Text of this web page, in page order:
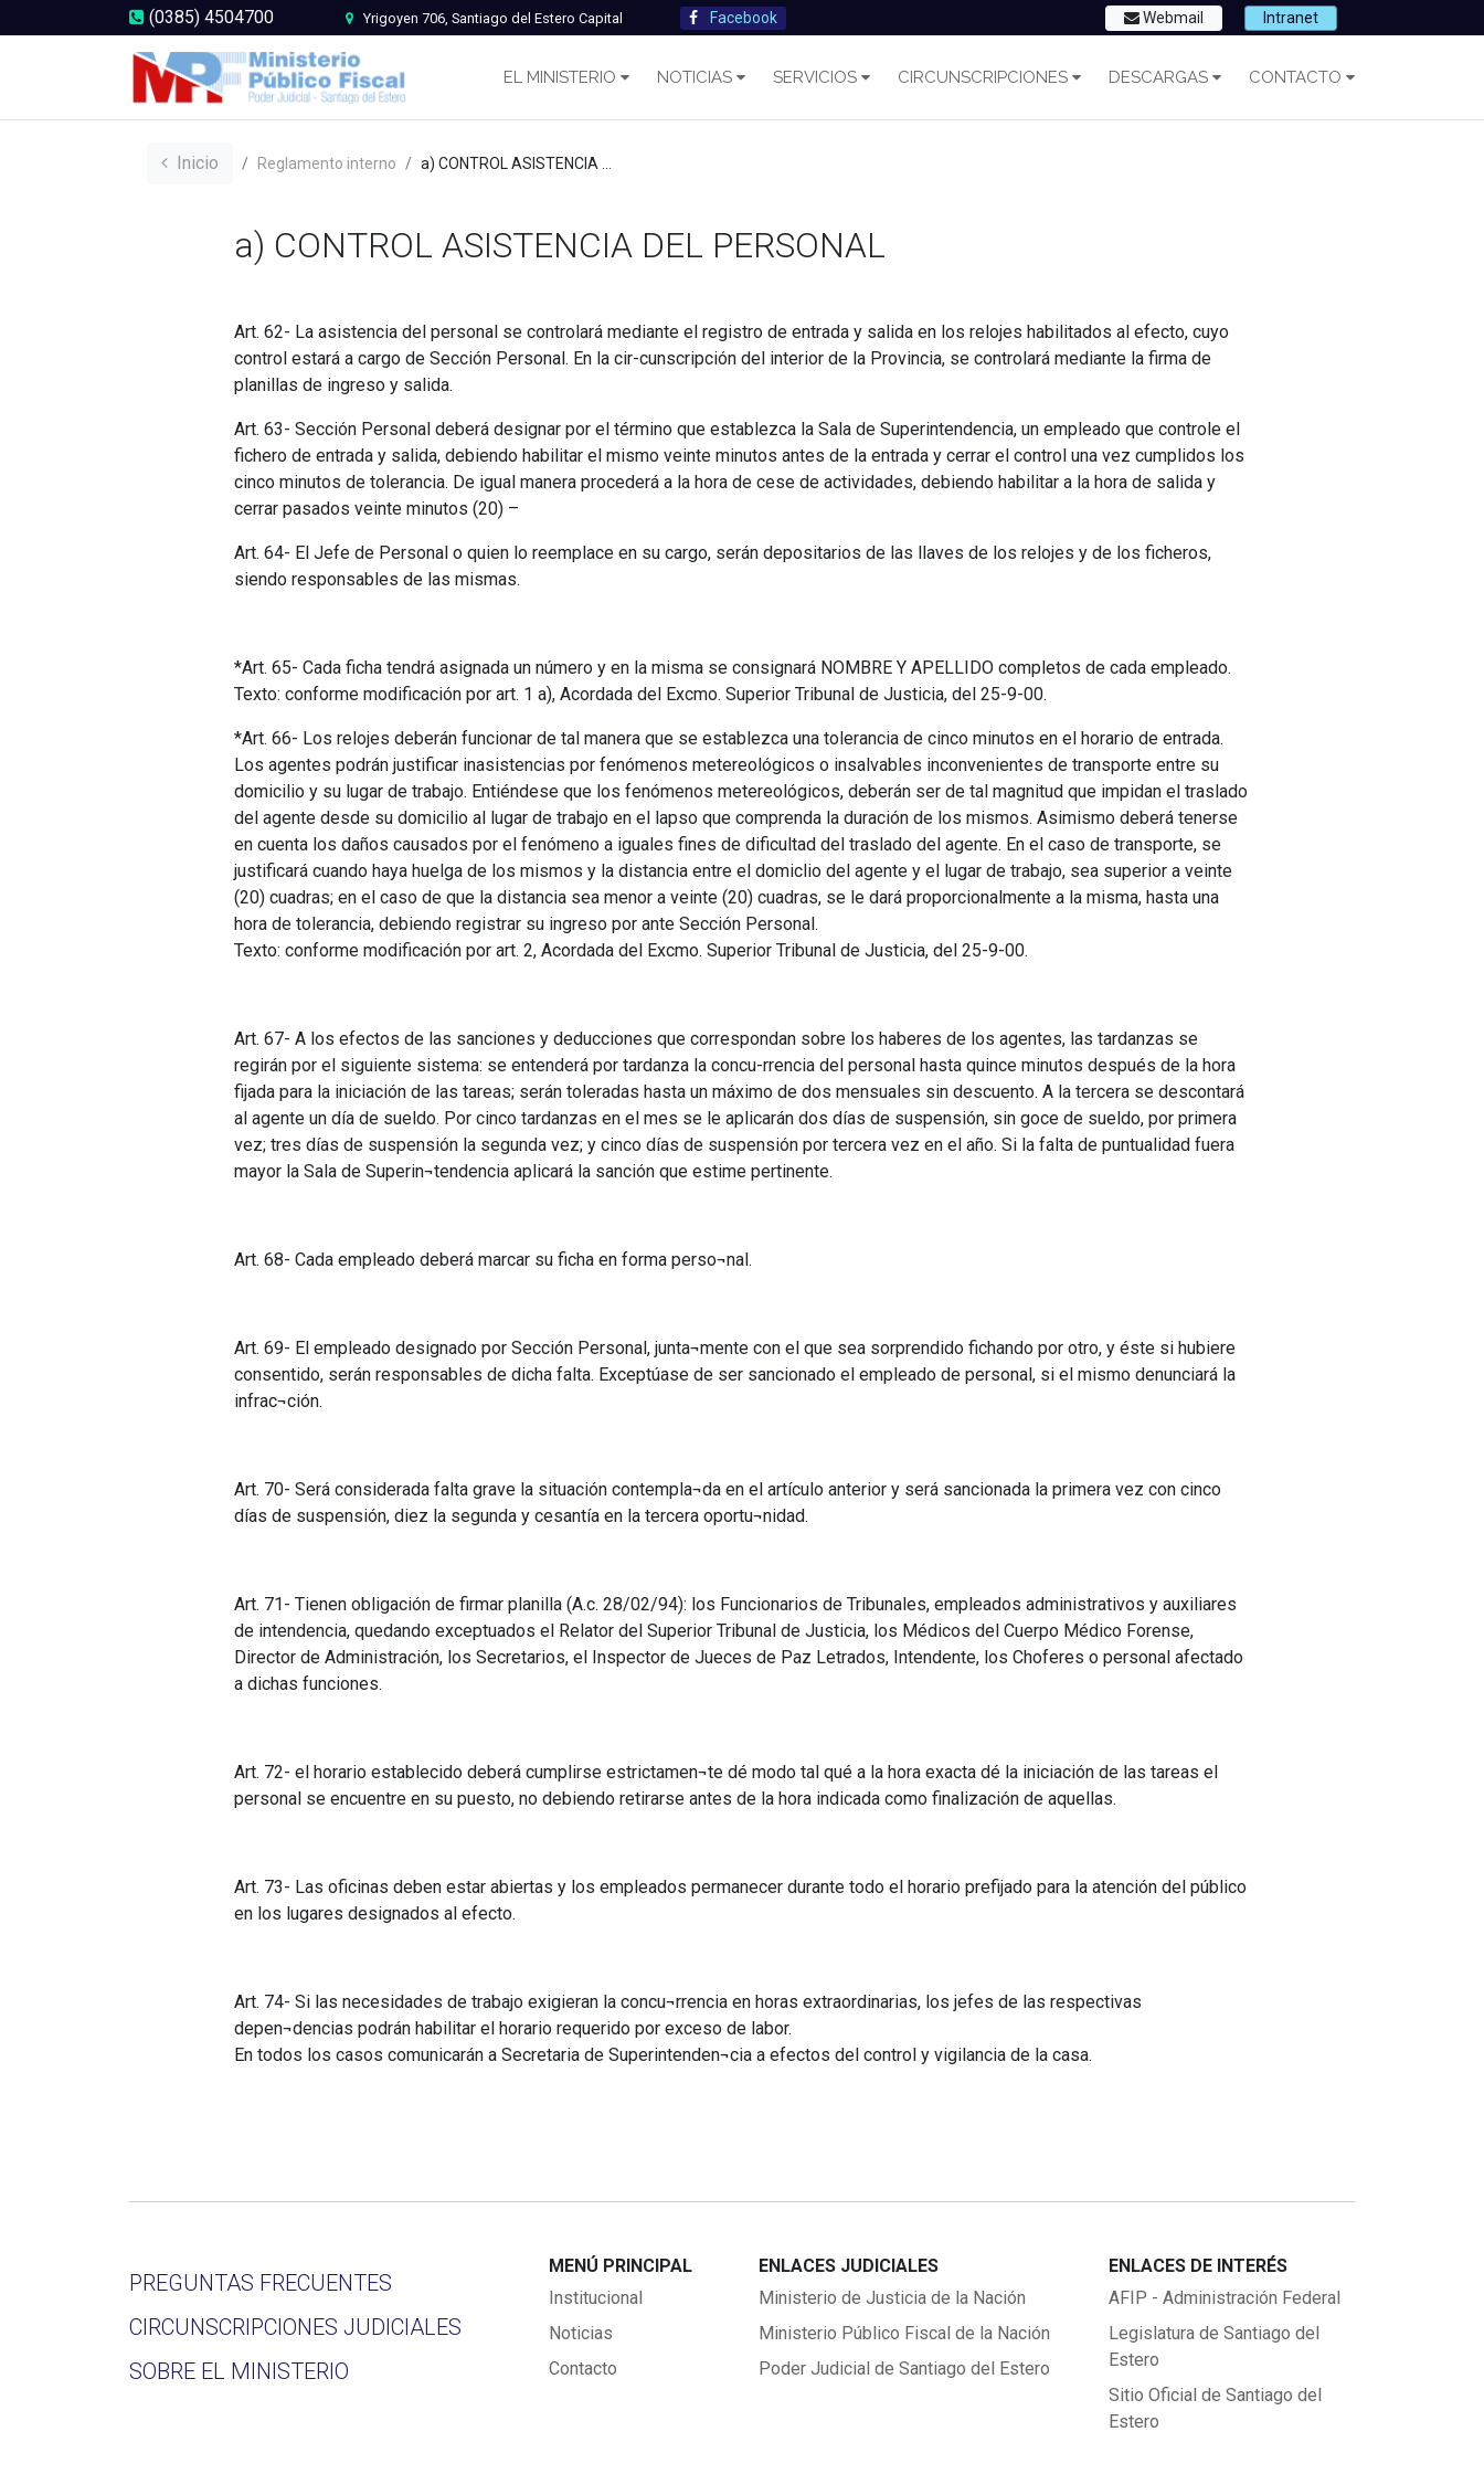
(0385) 4504700 Yrigoyen 706, Santiago del Estero Capital Facebook Webmail Intranet
EL MINISTERIO NOTICIAS SERVICIOS CIRCUNSCRIPCIONES DESCARGAS CONTACTO
Inicio Reglamento interno a) CONTROL ASISTENCIA DEL PERSONAL
a) CONTROL ASISTENCIA DEL PERSONAL
Art. 62- La asistencia del personal se controlará mediante el registro de entrada y salida en los relojes habilitados al efecto, cuyo
control estará a cargo de Sección Personal. En la cir-cunscripción del interior de la Provincia, se controlará mediante la firma de
planillas de ingreso y salida.
Art. 63- Sección Personal deberá designar por el término que establezca la Sala de Superintendencia, un empleado que controle el
fichero de entrada y salida, debiendo habilitar el mismo veinte minutos antes de la entrada y cerrar el control una vez cumplidos los
cinco minutos de tolerancia. De igual manera procederá a la hora de cese de actividades, debiendo habilitar a la hora de salida y
cerrar pasados veinte minutos (20) –
Art. 64- El Jefe de Personal o quien lo reemplace en su cargo, serán depositarios de las llaves de los relojes y de los ficheros,
siendo responsables de las mismas.
*Art. 65- Cada ficha tendrá asignada un número y en la misma se consignará NOMBRE Y APELLIDO completos de cada empleado.
Texto: conforme modificación por art. 1 a), Acordada del Excmo. Superior Tribunal de Justicia, del 25-9-00.
*Art. 66- Los relojes deberán funcionar de tal manera que se establezca una tolerancia de cinco minutos en el horario de entrada.
Los agentes podrán justificar inasistencias por fenómenos metereológicos o insalvables inconvenientes de transporte entre su
domicilio y su lugar de trabajo. Entiéndese que los fenómenos metereológicos, deberán ser de tal magnitud que impidan el traslado
del agente desde su domicilio al lugar de trabajo en el lapso que comprenda la duración de los mismos. Asimismo deberá tenerse
en cuenta los daños causados por el fenómeno a iguales fines de dificultad del traslado del agente. En el caso de transporte, se
justificará cuando haya huelga de los mismos y la distancia entre el domiclio del agente y el lugar de trabajo, sea superior a veinte
(20) cuadras; en el caso de que la distancia sea menor a veinte (20) cuadras, se le dará proporcionalmente a la misma, hasta una
hora de tolerancia, debiendo registrar su ingreso por ante Sección Personal.
Texto: conforme modificación por art. 2, Acordada del Excmo. Superior Tribunal de Justicia, del 25-9-00.
Art. 67- A los efectos de las sanciones y deducciones que correspondan sobre los haberes de los agentes, las tardanzas se
regirán por el siguiente sistema: se entenderá por tardanza la concu-rrencia del personal hasta quince minutos después de la hora
fijada para la iniciación de las tareas; serán toleradas hasta un máximo de dos mensuales sin descuento. A la tercera se descontará
al agente un día de sueldo. Por cinco tardanzas en el mes se le aplicarán dos días de suspensión, sin goce de sueldo, por primera
vez; tres días de suspensión la segunda vez; y cinco días de suspensión por tercera vez en el año. Si la falta de puntualidad fuera
mayor la Sala de Superin¬tendencia aplicará la sanción que estime pertinente.
Art. 68- Cada empleado deberá marcar su ficha en forma perso¬nal.
Art. 69- El empleado designado por Sección Personal, junta¬mente con el que sea sorprendido fichando por otro, y éste si hubiere
consentido, serán responsables de dicha falta. Exceptúase de ser sancionado el empleado de personal, si el mismo denunciará la
infrac¬ción.
Art. 70- Será considerada falta grave la situación contempla¬da en el artículo anterior y será sancionada la primera vez con cinco
días de suspensión, diez la segunda y cesantía en la tercera oportu¬nidad.
Art. 71- Tienen obligación de firmar planilla (A.c. 28/02/94): los Funcionarios de Tribunales, empleados administrativos y auxiliares
de intendencia, quedando exceptuados el Relator del Superior Tribunal de Justicia, los Médicos del Cuerpo Médico Forense,
Director de Administración, los Secretarios, el Inspector de Jueces de Paz Letrados, Intendente, los Choferes o personal afectado
a dichas funciones.
Art. 72- el horario establecido deberá cumplirse estrictamen¬te dé modo tal qué a la hora exacta dé la iniciación de las tareas el
personal se encuentre en su puesto, no debiendo retirarse antes de la hora indicada como finalización de aquellas.
Art. 73- Las oficinas deben estar abiertas y los empleados permanecer durante todo el horario prefijado para la atención del público
en los lugares designados al efecto.
Art. 74- Si las necesidades de trabajo exigieran la concu¬rrencia en horas extraordinarias, los jefes de las respectivas
depen¬dencias podrán habilitar el horario requerido por exceso de labor.
En todos los casos comunicarán a Secretaria de Superintenden¬cia a efectos del control y vigilancia de la casa.
PREGUNTAS FRECUENTES
CIRCUNSCRIPCIONES JUDICIALES
SOBRE EL MINISTERIO
MENÚ PRINCIPAL
Institucional
Noticias
Contacto
ENLACES JUDICIALES
Ministerio de Justicia de la Nación
Ministerio Público Fiscal de la Nación
Poder Judicial de Santiago del Estero
ENLACES DE INTERÉS
AFIP - Administración Federal
Legislatura de Santiago del
Estero
Sitio Oficial de Santiago del
Estero